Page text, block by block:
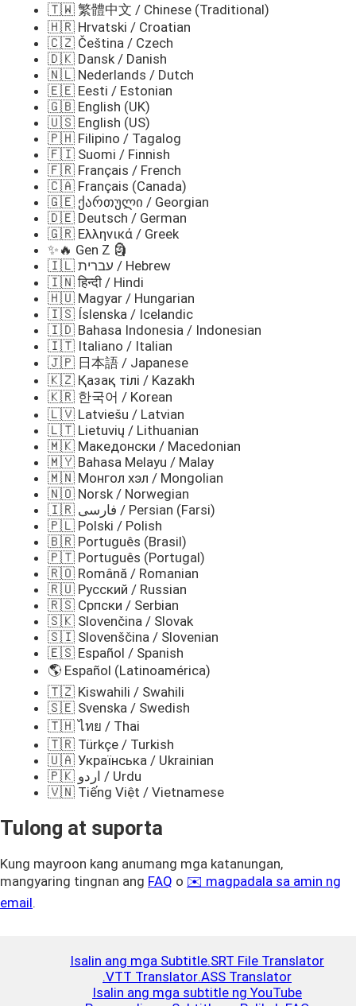
🇹🇼 繁體中文 / Chinese (Traditional)
🇭🇷 Hrvatski / Croatian
🇨🇿 Čeština / Czech
🇩🇰 Dansk / Danish
🇳🇱 Nederlands / Dutch
🇪🇪 Eesti / Estonian
🇬🇧 English (UK)
🇺🇸 English (US)
🇵🇭 Filipino / Tagalog
🇫🇮 Suomi / Finnish
🇫🇷 Français / French
🇨🇦 Français (Canada)
🇬🇪 ქართული / Georgian
🇩🇪 Deutsch / German
🇬🇷 Ελληνικά / Greek
✨🔥 Gen Z 🗿
🇮🇱 עברית / Hebrew
🇮🇳 हिन्दी / Hindi
🇭🇺 Magyar / Hungarian
🇮🇸 Íslenska / Icelandic
🇮🇩 Bahasa Indonesia / Indonesian
🇮🇹 Italiano / Italian
🇯🇵 日本語 / Japanese
🇰🇿 Қазақ тілі / Kazakh
🇰🇷 한국어 / Korean
🇱🇻 Latviešu / Latvian
🇱🇹 Lietuvių / Lithuanian
🇲🇰 Македонски / Macedonian
🇲🇾 Bahasa Melayu / Malay
🇲🇳 Монгол хэл / Mongolian
🇳🇴 Norsk / Norwegian
🇮🇷 فارسی / Persian (Farsi)
🇵🇱 Polski / Polish
🇧🇷 Português (Brasil)
🇵🇹 Português (Portugal)
🇷🇴 Română / Romanian
🇷🇺 Русский / Russian
🇷🇸 Српски / Serbian
🇸🇰 Slovenčina / Slovak
🇸🇮 Slovenščina / Slovenian
🇪🇸 Español / Spanish
🌎 Español (Latinoamérica)
🇹🇿 Kiswahili / Swahili
🇸🇪 Svenska / Swedish
🇹🇭 ไทย / Thai
🇹🇷 Türkçe / Turkish
🇺🇦 Українська / Ukrainian
🇵🇰 اردو / Urdu
🇻🇳 Tiếng Việt / Vietnamese
Tulong at suporta
Kung mayroon kang anumang mga katanungan,
mangyaring tingnan ang FAQ o ✉️ magpadala sa amin ng
email.
Isalin ang mga Subtitle.SRT File Translator
.VTT Translator.ASS Translator
Isalin ang mga subtitle ng YouTube